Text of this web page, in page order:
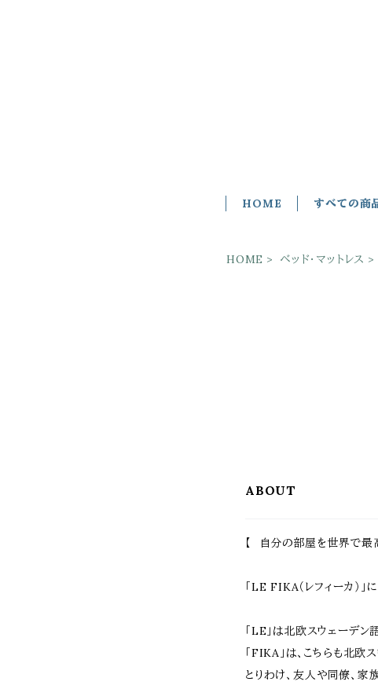
HOME すべての商
HOME ベッド・マットレス
ABOUT
【 自分の部屋を世界で最
「LE FIKA（レフィーカ）」
「LE」は北欧スウェーデン
「FIKA」は、こちらも北欧
とりわけ、友人や同僚、家